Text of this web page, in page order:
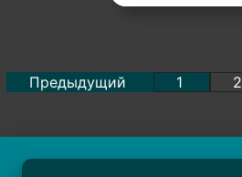
Предыдущий 1 2